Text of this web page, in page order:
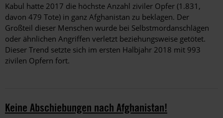
Kabul hatte 2017 die höchste Anzahl ziviler Opfer (1.831,
davon 479 Tote) in ganz Afghanistan zu beklagen. Der
Großteil dieser Menschen wurde bei Selbstmordanschlägen
oder ähnlichen Angriffen verletzt beziehungsweise getötet.
Dieser Trend setzte sich im ersten Halbjahr 2018 mit 993
zivilen Opfern fort.
Keine Abschiebungen nach Afghanistan!